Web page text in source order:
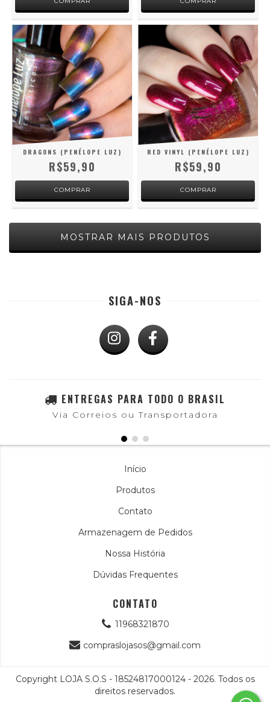
DRAGONS (PENÉLOPE LUZ)
R$59,90
RED VINYL (PENÉLOPE LUZ)
R$59,90
MOSTRAR MAIS PRODUTOS
SIGA-NOS
ENTREGAS PARA TODO O BRASIL
Via Correios ou Transportadora
Início
Produtos
Contato
Armazenagem de Pedidos
Nossa História
Dúvidas Frequentes
CONTATO
11968321870
compraslojasos@gmail.com
Copyright LOJA S.O.S - 18524817000124 - 2026. Todos os
direitos reservados.